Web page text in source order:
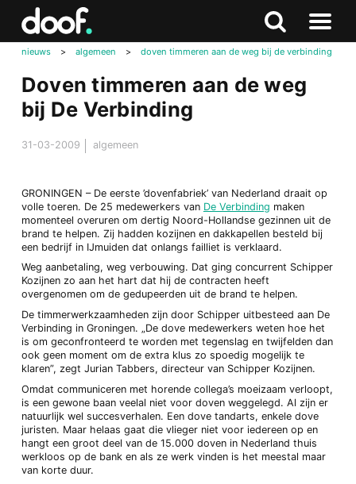
Zoeken
Naar
menu
nieuws > algemeen > doven timmeren aan de weg bij de verbinding
Doven timmeren aan de weg
bij De Verbinding
31-03-2009 algemeen
GRONINGEN – De eerste ’dovenfabriek’ van Nederland draait op
volle toeren. De 25 medewerkers van De Verbinding maken
momenteel overuren om dertig Noord-Hollandse gezinnen uit de
brand te helpen. Zij hadden kozijnen en dakkapellen besteld bij
een bedrijf in IJmuiden dat onlangs failliet is verklaard.
Weg aanbetaling, weg verbouwing. Dat ging concurrent Schipper
Kozijnen zo aan het hart dat hij de contracten heeft
overgenomen om de gedupeerden uit de brand te helpen.
De timmerwerkzaamheden zijn door Schipper uitbesteed aan De
Verbinding in Groningen. „De dove medewerkers weten hoe het
is om geconfronteerd te worden met tegenslag en twijfelden dan
ook geen moment om de extra klus zo spoedig mogelijk te
klaren”, zegt Jurian Tabbers, directeur van Schipper Kozijnen.
Omdat communiceren met horende collega’s moeizaam verloopt,
is een gewone baan veelal niet voor doven weggelegd. Al zijn er
natuurlijk wel succesverhalen. Een dove tandarts, enkele dove
juristen. Maar helaas gaat die vlieger niet voor iedereen op en
hangt een groot deel van de 15.000 doven in Nederland thuis
werkloos op de bank en als ze werk vinden is het meestal maar
van korte duur.
Doof.nl
Zoeken
naar